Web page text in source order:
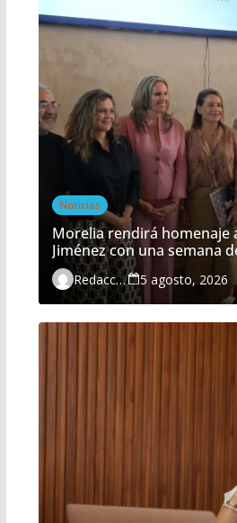
Noticias
Morelia rendirá homenaje
Jiménez con una semana
actividades gratuitas
Redacción 5 agosto, 2026